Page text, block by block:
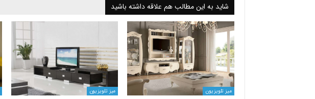
شاید به این مطالب هم علاقه داشته باشید
میز تلویزیون میز تلویزیون